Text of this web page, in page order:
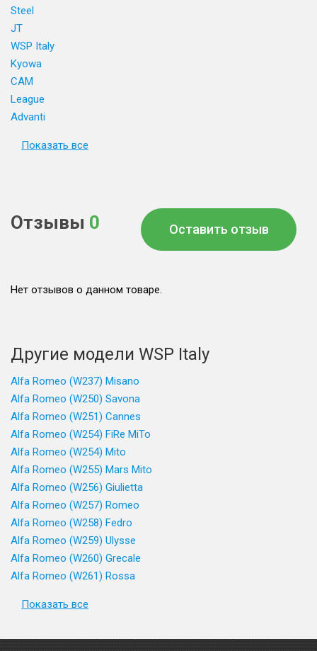
Steel
JT
WSP Italy
Kyowa
CAM
League
Advanti
Показать все
Отзывы 0 Оставить отзыв
Нет отзывов о данном товаре.
Другие модели WSP Italy
Alfa Romeo (W237) Misano
Alfa Romeo (W250) Savona
Alfa Romeo (W251) Cannes
Alfa Romeo (W254) FiRe MiTo
Alfa Romeo (W254) Mito
Alfa Romeo (W255) Mars Mito
Alfa Romeo (W256) Giulietta
Alfa Romeo (W257) Romeo
Alfa Romeo (W258) Fedro
Alfa Romeo (W259) Ulysse
Alfa Romeo (W260) Grecale
Alfa Romeo (W261) Rossa
Показать все